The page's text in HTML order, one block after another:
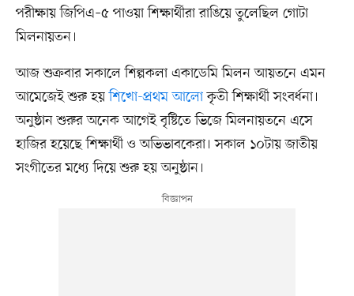
পরীক্ষায় জিপিএ–৫ পাওয়া শিক্ষার্থীরা রাঙিয়ে তুলেছিল গোটা
মিলনায়তন।
আজ শুক্রবার সকালে শিল্পকলা একাডেমি মিলন আয়তনে এমন
আমেজেই শুরু হয়শিখো-প্রথম আলোকৃতী শিক্ষার্থী সংবর্ধনা।
অনুষ্ঠান শুরুর অনেক আগেই বৃষ্টিতে ভিজে মিলনায়তনে এসে
হাজির হয়েছে শিক্ষার্থী ও অভিভাবকেরা। সকাল ১০টায় জাতীয়
সংগীতের মধ্যে দিয়ে শুরু হয় অনুষ্ঠান।